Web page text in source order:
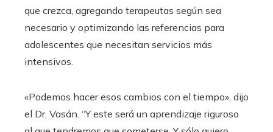
que crezca, agregando terapeutas según sea
necesario y optimizando las referencias para
adolescentes que necesitan servicios más
intensivos.
«Podemos hacer esos cambios con el tiempo», dijo
el Dr. Vasán. “Y este será un aprendizaje riguroso